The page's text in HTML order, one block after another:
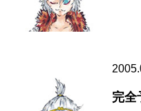
完全